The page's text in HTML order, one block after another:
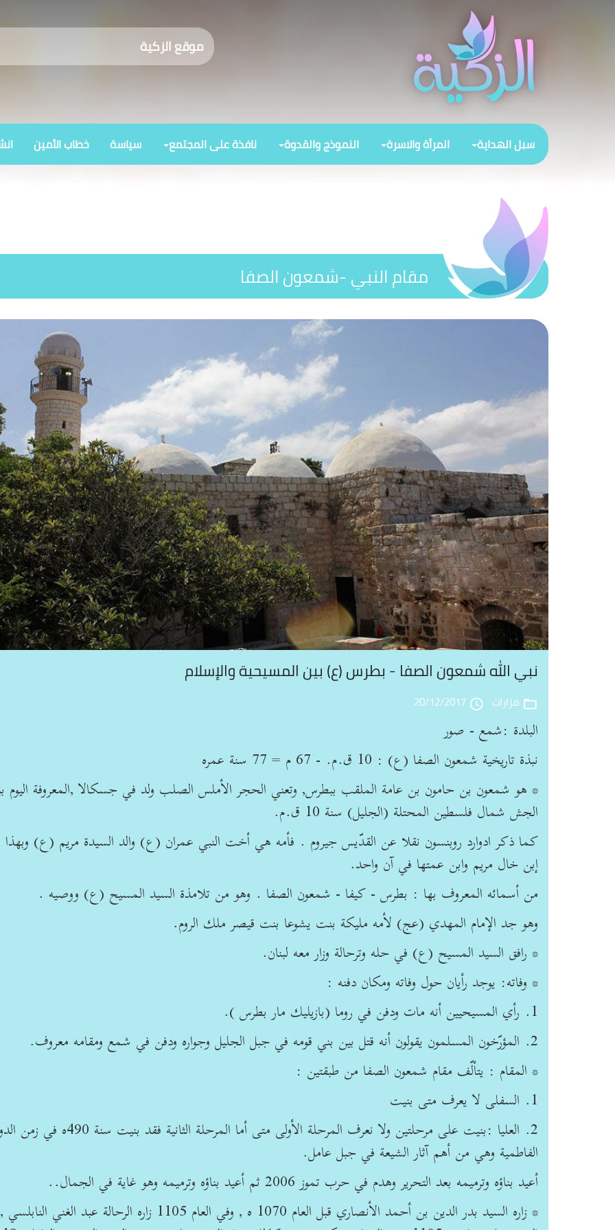
موقع الزكية
سبل الهداية المرأة والاسرة النموذج والقدوة نافذة على المجتمع سياسة خطاب الأمين
مقام النبي -شمعون الصفا
نبي الله شمعون الصفا - بطرس (ع) بين المسيحية والإسلام
folder_open مزارات access_time
20/12/2017
البلدة :شمع - صور
نبذة تاريخية شمعون الصفا (ع) : 10 ق.م. - 67 م = 77 سنة عمره
* هو شمعون بن حامون بن عامة الملقب ببطرس, وتعني الحجر الأملس الصلب ولد في جسكالا ,المعروفة اليوم
الجش شمال فلسطين المحتلة (الجليل) سنة 10 ق.م.
كما ذكر ادوارد روبنسون نقلا عن القدّيس جيروم . فأمه هي أخت النبي عمران (ع) والد السيدة مريم (ع)
إبن خال مريم وابن عمتها في آن واحد.
من أسمائه المعروف بها : بطرس - كيفا - شمعون الصفا . وهو من تلامذة السيد المسيح (ع) ووصيه .
وهو جد الإمام المهدي (عج) لأمه مليكة بنت يشوعا بنت قيصر ملك الروم.
* رافق السيد المسيح (ع) في حله وترحالة وزار معه لبنان.
* وفاته: يوجد رأيان حول وفاته ومكان دفنه :
1. رأي المسيحيين أنه مات ودفن في روما (بازيليك مار بطرس ).
2. المؤرّخون المسلمون يقولون أنه قتل بين بني قومه في جبل الجليل وجواره ودفن في شمع ومقامه معروف.
* المقام : يتألّف مقام شمعون الصفا من طبقتين :
1. السفلى لا يعرف متى بنيت
2. العليا :بنيت على مرحلتين ولا نعرف المرحلة الأولى متى أما المرحلة الثانية فقد بنيت
الفاطمية وهي من أهم آثار الشيعة في جبل عامل.
أعيد بناؤه وترميمه بعد التحرير وهدم في حرب تموز 2006 ثم أعيد بناؤه وترميمه وهو غاية في الجمال..
* زاره السيد بدر الدين بن أحمد الأنصاري قبل العام 1070 ه , وفي العام 1105 زاره الرحالة عبد